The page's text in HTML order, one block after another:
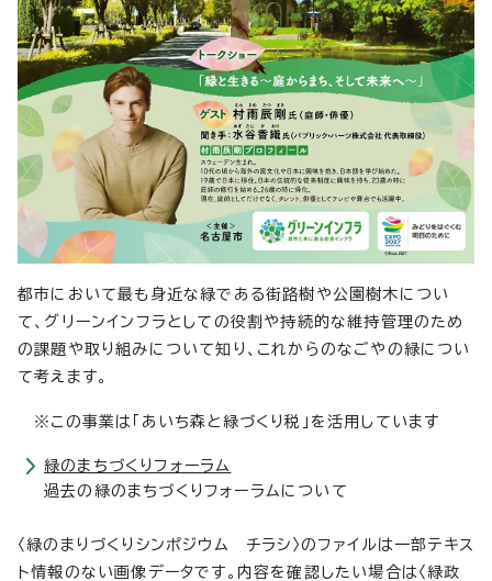
都市において最も身近な緑である街路樹や公園樹木につい
て、グリーンインフラとしての役割や持続的な維持管理のため
の課題や取り組みについて知り、これからのなごやの緑につい
て考えます。
※この事業は「あいち森と緑づくり税」を活用しています
緑のまちづくりフォーラム
過去の緑のまちづくりフォーラムについて
〈緑のまりづくりシンポジウム チラシ〉のファイルは一部テキス
ト情報のない画像データです。内容を確認したい場合は〈緑政